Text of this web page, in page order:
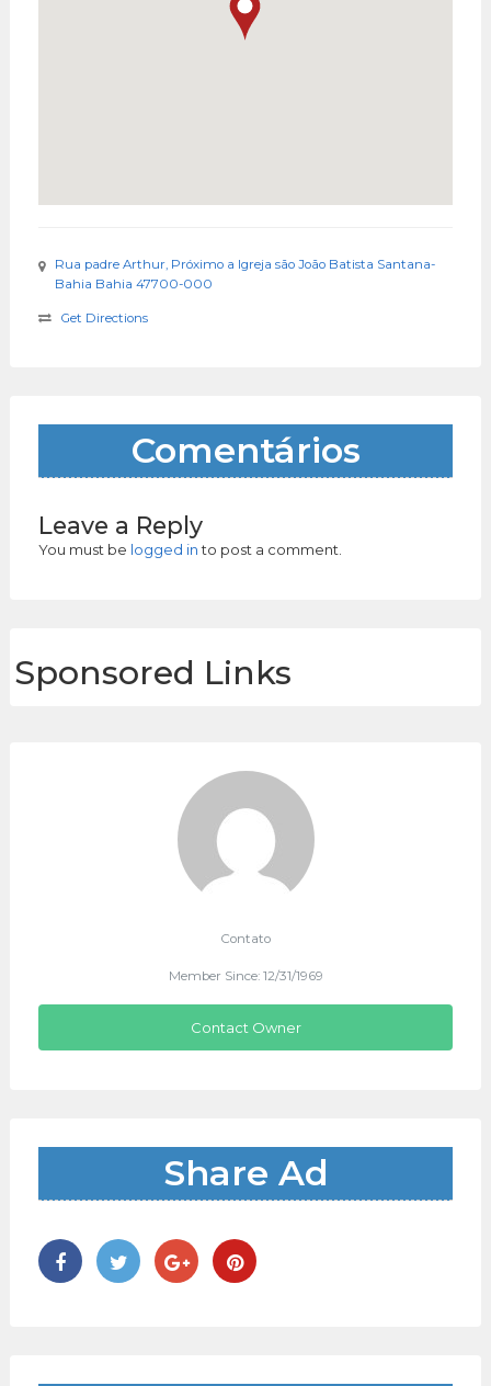
Rua padre Arthur, Próximo a Igreja são João Batista Santana-
Bahia Bahia 47700-000
Get Directions
Comentários
Leave a Reply
You must be logged into post a comment.
Sponsored Links
Contato
Member Since: 12/31/1969
Contact Owner
Share Ad